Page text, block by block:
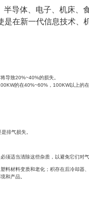
导体、电子、机床
在新一代信息技术
导致20%~40%的损失。
的在40%~60%，100KW以上的
排气损失。
适当清除这些杂质，以避免它们对
料材料变质和老化；积存在后冷却
和产品。